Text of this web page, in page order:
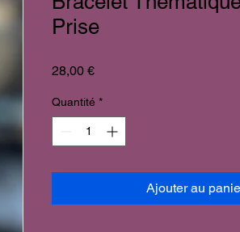
Prise
28,00 €Prix
Quantité *
Ajouter au